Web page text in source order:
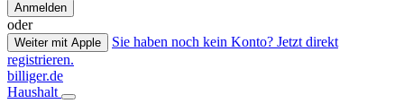
Anmelden
oder
Weiter mit Apple
Sie haben noch kein Konto? Jetzt direkt
registrieren.
billiger.de
Haushalt